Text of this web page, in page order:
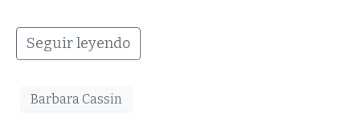
Seguir leyendo
Barbara Cassin